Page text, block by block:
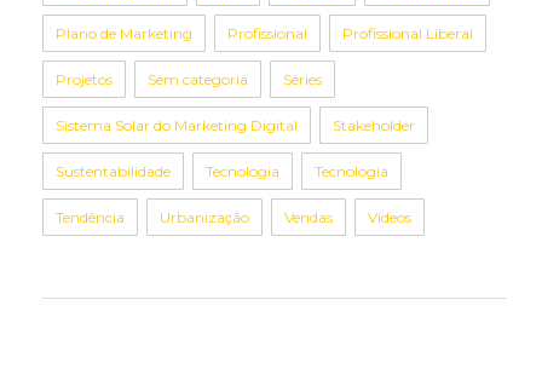
Plano de Marketing Profissional Profissional Liberal
Projetos Sem categoria Séries
Sistema Solar do Marketing Digital Stakeholder
Sustentabilidade Tecnologia Tecnologia
Tendência Urbanização Vendas Vídeos